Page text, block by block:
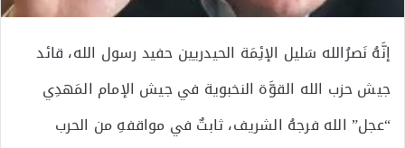
إنَّهُ نَصرُالله سَليل الإئِمَة الحيدريين حفيد رسول الله، قائد
جيش حزب الله القوَّة النخبوية في جيش الإمام المَهدِي
“عجل” الله فرجهُ الشريف، ثابتٌ في مواقفهِ من الحرب